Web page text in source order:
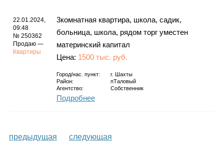
22.01.2024,
09:48
№ 250362
Продаю —
Квартиры
3комнатная квартира, школа, садик,
больница, школа, рядом торг уместен
материнский капитал
Цена: 1500 тыс. руб.
Город/нас. пункт: г.
Шахты
Район:
пТаловый
Агентство:
Собственник
Подробнее
предыдущая следующая